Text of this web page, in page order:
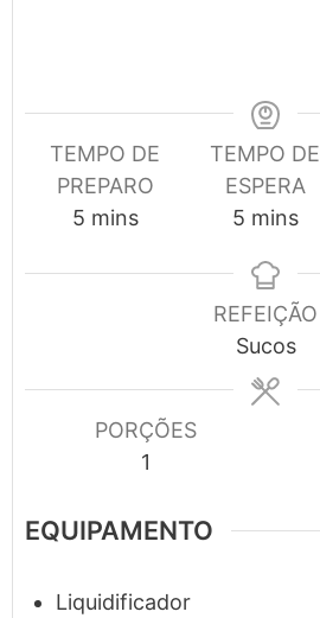
TEMPO DE
PREPARO
5minutes
mins
TEMPO DE
ESPERA
5minutes
mins
REFEIÇÃO
Sucos
PORÇÕES
1
EQUIPAMENTO
Liquidificador